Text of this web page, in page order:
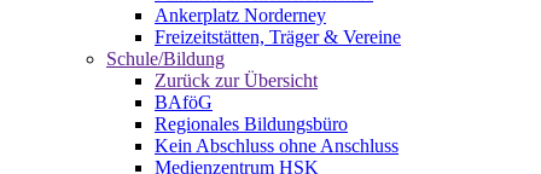
Ankerplatz Norderney
Freizeitstätten, Träger & Vereine
Schule/Bildung
Zurück zur Übersicht
BAföG
Regionales Bildungsbüro
Kein Abschluss ohne Anschluss
Medienzentrum HSK